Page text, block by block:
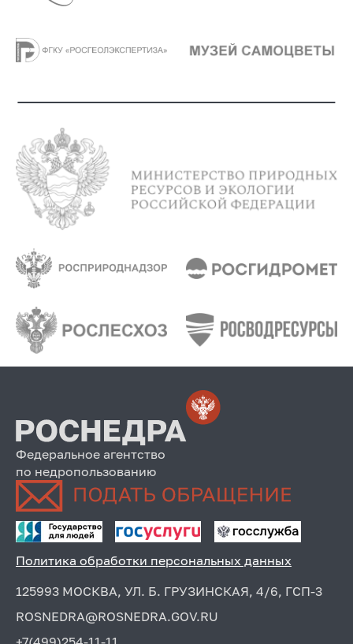
Федеральное агентство
по недропользованию
Политика обработки персональных данных
125993 МОСКВА, УЛ. Б. ГРУЗИНСКАЯ, 4/6, ГСП-3
ROSNEDRA@ROSNEDRA.GOV.RU